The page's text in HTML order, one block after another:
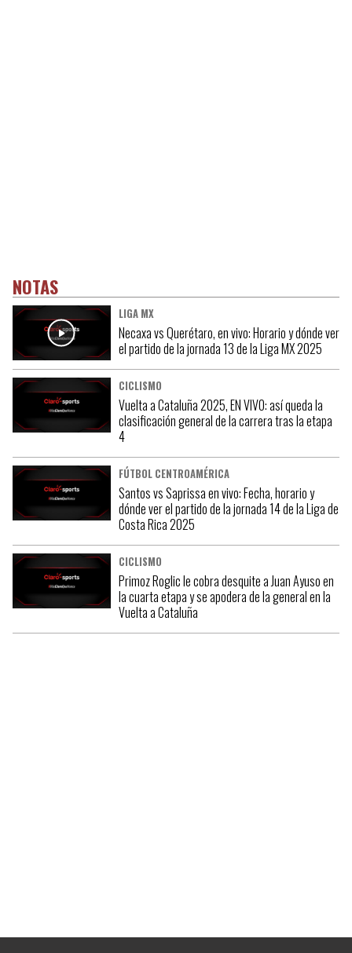
NOTAS
LIGA MX
Necaxa vs Querétaro, en vivo: Horario y dónde ver
el partido de la jornada 13 de la Liga MX 2025
CICLISMO
Vuelta a Cataluña 2025, EN VIVO: así queda la
clasificación general de la carrera tras la etapa
4
FÚTBOL CENTROAMÉRICA
Santos vs Saprissa en vivo: Fecha, horario y
dónde ver el partido de la jornada 14 de la Liga de
Costa Rica 2025
CICLISMO
Primoz Roglic le cobra desquite a Juan Ayuso en
la cuarta etapa y se apodera de la general en la
Vuelta a Cataluña